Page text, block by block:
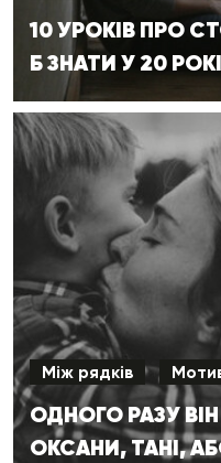
10 УРОКІВ ПРО
Б ЗНАТИ У 20
Між рядків
ОДНОГО РАЗУ
ОКСАНИ, ТАНІ,